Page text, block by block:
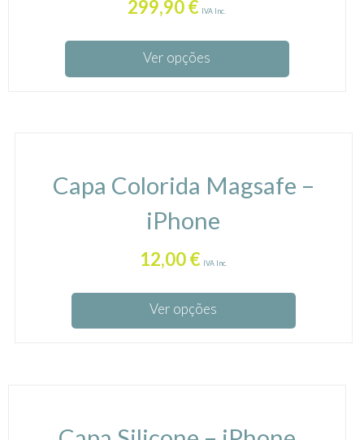
299,90€ IVA Inc.
Ver opções
Capa Colorida Magsafe –
iPhone
12,00€ IVA Inc.
Ver opções